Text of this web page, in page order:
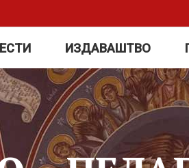
ИЗДАВАШТВО